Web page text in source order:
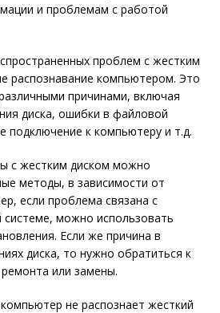
и проблемам с работой
проблем с жестким
распознавание компьютером. Это
причинами, включая
диска, ошибки в файловой
подключение к компьютеру и т.д.
с жестким диском можно
методы, в зависимости от
если проблема связана с
можно использовать
Если же причина в
диска, то нужно обратиться к
или замены.
не распознает жесткий